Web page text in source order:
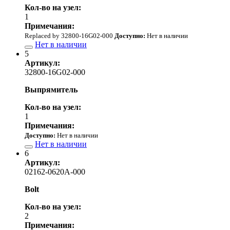
Кол-во на узел:
1
Примечания:
Replaced by 32800-16G02-000 Доступно: Нет в наличии
Нет в наличии
5
Артикул:
32800-16G02-000
Выпрямитель
Кол-во на узел:
1
Примечания:
Доступно: Нет в наличии
Нет в наличии
6
Артикул:
02162-0620A-000
Bolt
Кол-во на узел:
2
Примечания: